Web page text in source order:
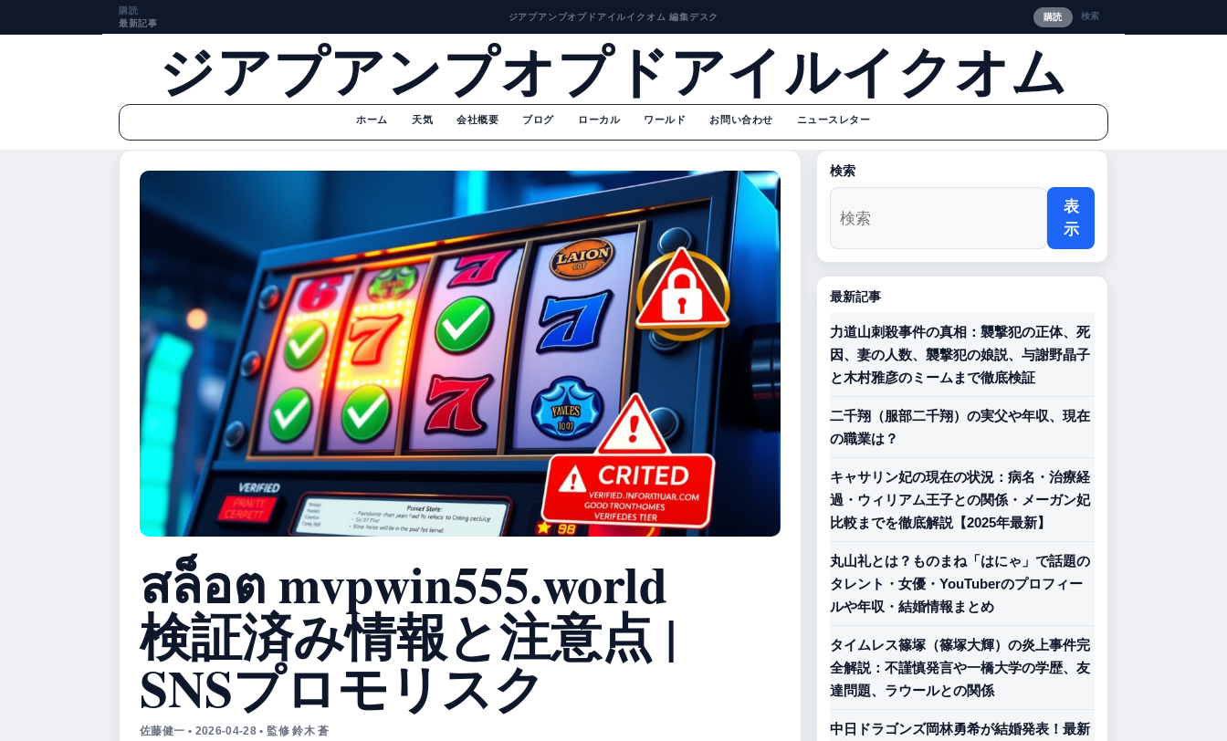
購読
最新記事
ジアプアンプオプドアイルイクオム 編集デスク 購読 検索
ジアプアンプオプドアイルイクオム
ホーム 天気 会社概要 ブログ ローカル ワールド お問い合わせ ニュースレター
สล็อต mvpwin555.world
検証済み情報と注意点 |
SNSプロモリスク
佐藤健一 • 2026-04-28 • 監修 鈴木 蒼
検索
表
示
最新記事
力道山刺殺事件の真相：襲撃犯の正体、死
因、妻の人数、襲撃犯の娘説、与謝野晶子
と木村雅彦のミームまで徹底検証
二千翔（服部二千翔）の実父や年収、現在
の職業は？
キャサリン妃の現在の状況：病名・治療経
過・ウィリアム王子との関係・メーガン妃
比較までを徹底解説【2025年最新】
丸山礼とは？ものまね「はにゃ」で話題の
タレント・女優・YouTuberのプロフィー
ルや年収・結婚情報まとめ
タイムレス篠塚（篠塚大輝）の炎上事件完
全解説：不謹慎発言や一橋大学の学歴、友
達問題、ラウールとの関係
中日ドラゴンズ岡林勇希が結婚発表！最新